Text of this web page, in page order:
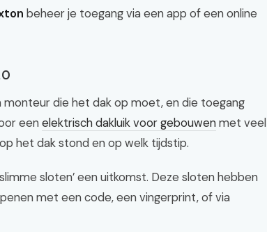
beheer je toegang via een app of een online
die het dak op moet, en die toegang
eenelektrisch dakluik voor gebouwenmet veel
het dak stond en op welk tijdstip.
sloten’ een uitkomst. Deze sloten hebben
met een code, een vingerprint, of via